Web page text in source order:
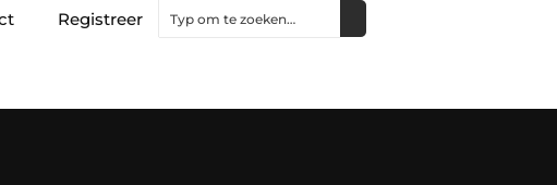
Registreer